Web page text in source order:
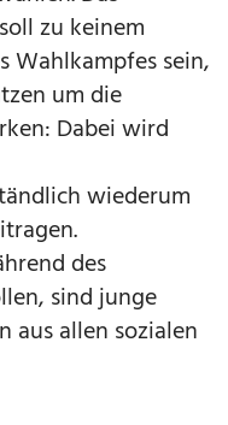
zu keinem
Wahlkampfes sein,
um die
Dabei wird
wiederum
des
sind junge
aus allen sozialen